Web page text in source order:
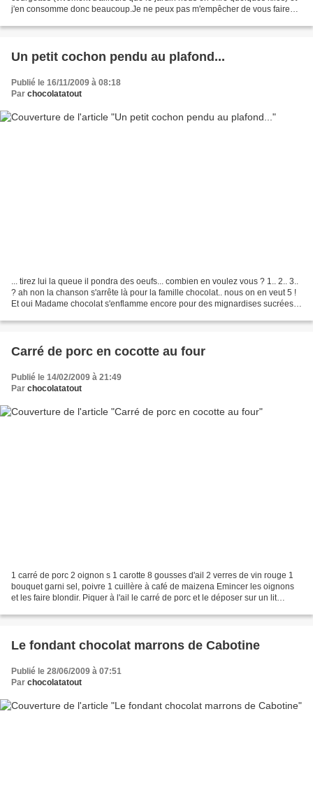
j'en consomme donc beaucoup.Je ne peux pas m'empêcher de vous faire
Un petit cochon pendu au plafond...
Publié le 16/11/2009 à 08:18
Par chocolatatout
... tirez lui la queue il pondra des oeufs... combien en voulez vous ? 1.. 2.. 3..
? ah non la chanson s'arrête là pour la famille chocolat.. nous on en veut 5 !
Et oui Madame chocolat s'enflamme encore pour des mignardises sucrées
Carré de porc en cocotte au four
Publié le 14/02/2009 à 21:49
Par chocolatatout
1 carré de porc 2 oignon s 1 carotte 8 gousses d'ail 2 verres de vin rouge 1
bouquet garni sel, poivre 1 cuillère à café de maizena Emincer les oignons
et les faire blondir. Piquer à l'ail le carré de porc et le déposer sur un lit
Le fondant chocolat marrons de Cabotine
Publié le 28/06/2009 à 07:51
Par chocolatatout